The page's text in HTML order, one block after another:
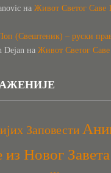
на Живот Светог
(Свештеник) – руски
Dejanна Живот Светог
Заповести
из Новог Завета